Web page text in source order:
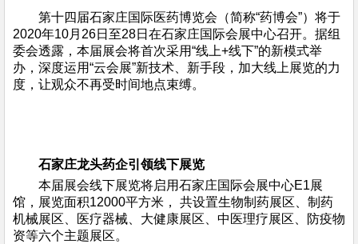
第十四届石家庄国际医药博览会（简称“药博会”）将于
2020年10月26日至28日在石家庄国际会展中心召开。据组
委会透露，本届展会将首次采用“线上+线下”的新模式举
办，深度运用“云会展”新技术、新手段，加大线上展览的力
度，让观众不再受时间地点束缚。
石家庄龙头药企引领线下展览
本届展会线下展览将启用石家庄国际会展中心E1展
馆，展览面积12000平方米， 共设置生物制药展区、制药
机械展区、医疗器械、大健康展区、中医理疗展区、防疫物
资等六个主题展区。